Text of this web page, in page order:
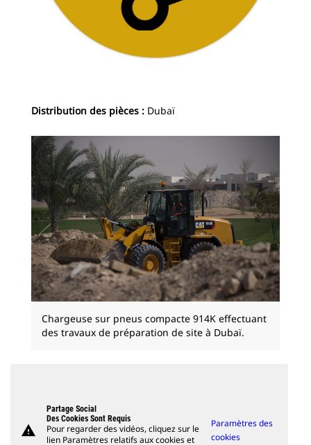
Distribution des pièces : Dubaï
Chargeuse sur pneus compacte 914K effectuant
des travaux de préparation de site à Dubaï.
warning
Partage Social
Des Cookies Sont Requis
Pour regarder des vidéos, cliquez sur le
lien Paramètres relatifs aux cookies et
Paramètres des
cookies